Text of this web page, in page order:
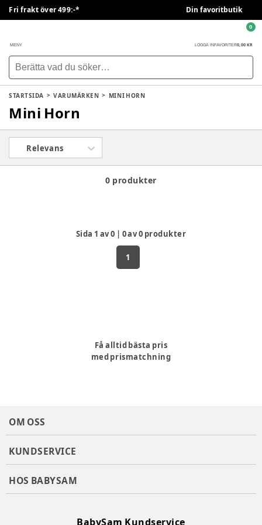
Fri frakt över 499:-* Din favoritbutik
MENY LOGGA IN FAVORITER0,00 KR
0
STARTSIDA VARUMÄRKEN MINI HORN
Mini Horn
Relevans
0 produkter
Sida 1 av0 | 0av0 produkter
1
Få alltid bästa pris
med prismatchning
OM OSS
KUNDSERVICE
HOS BABYSAM
BabySam Kundservice